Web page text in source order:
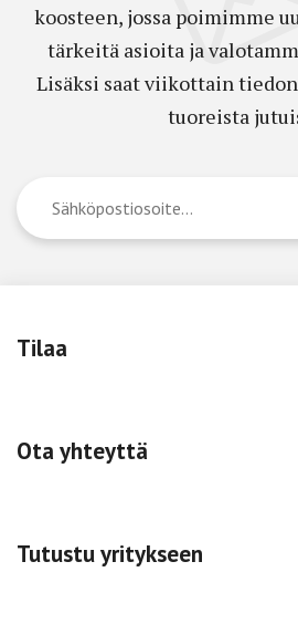
koosteen, jossa poimimme
tärkeitä asioita ja
Lisäksi saat viikottain
tuoreista
Tilaa
Ota yhteyttä
Tutustu yritykseen